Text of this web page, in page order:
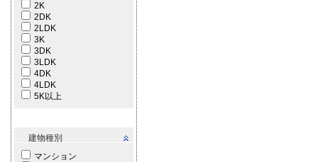
2K
2DK
2LDK
3K
3DK
3LDK
4DK
4LDK
5K以上
建物種別
マンション